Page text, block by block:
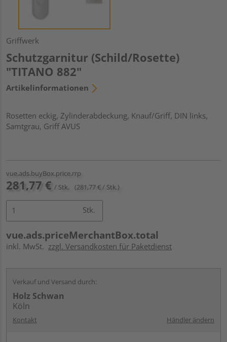
Griffwerk
Schutzgarnitur (Schild/Rosette)
"TITANO 882"
Artikelinformationen
Rosetten eckig, Zylinderabdeckung, Knauf/Griff, DIN links,
Samtgrau, Griff AVUS
vue.ads.buyBox.price.rrp
281,77 € / Stk. (281,77 € / Stk.)
Stk.
vue.ads.priceMerchantBox.total
inkl. MwSt. zzgl. Versandkosten für Paketdienst
Verkauf und Versand durch:
Holz Schwan
Köln
Kontakt Händler ändern